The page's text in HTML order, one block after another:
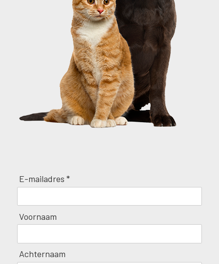
E-mailadres *
Voornaam
Achternaam